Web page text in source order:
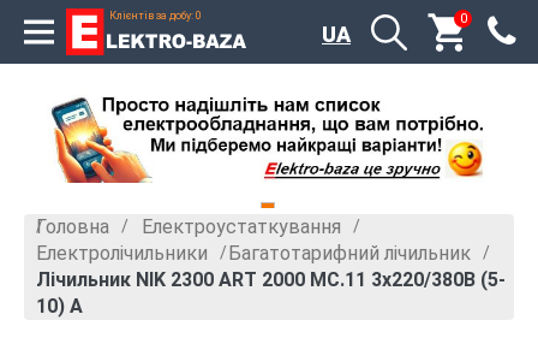
Клієнтів за добу: 0 0
UA
Головна » Електроустаткування »
Електролічильники »Багатотарифний лічильник »
Лічильник NIK 2300 АRT 2000 МС.11 3х220/380В (5-
10) A